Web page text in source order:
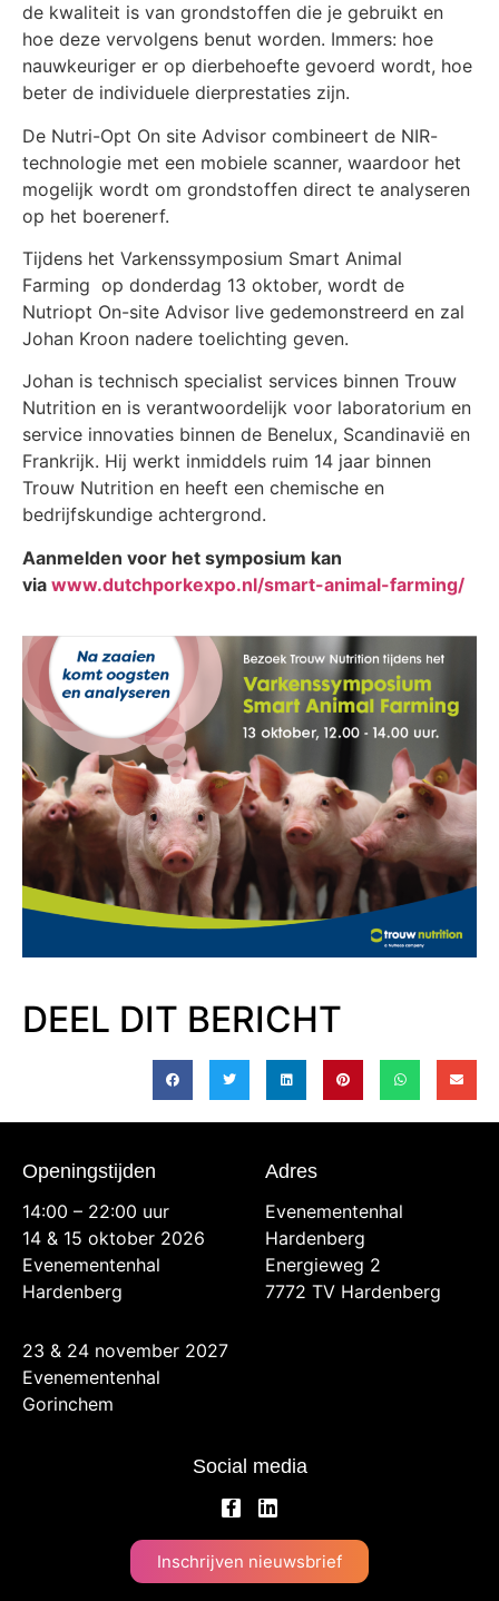
de kwaliteit is van grondstoffen die je gebruikt en
hoe deze vervolgens benut worden. Immers: hoe
nauwkeuriger er op dierbehoefte gevoerd wordt, hoe
beter de individuele dierprestaties zijn.
De Nutri-Opt On site Advisor combineert de NIR-
technologie met een mobiele scanner, waardoor het
mogelijk wordt om grondstoffen direct te analyseren
op het boerenerf.
Tijdens het Varkenssymposium Smart Animal
Farming op donderdag 13 oktober, wordt de
Nutriopt On-site Advisor live gedemonstreerd en zal
Johan Kroon nadere toelichting geven.
Johan is technisch specialist services binnen Trouw
Nutrition en is verantwoordelijk voor laboratorium en
service innovaties binnen de Benelux, Scandinavië en
Frankrijk. Hij werkt inmiddels ruim 14 jaar binnen
Trouw Nutrition en heeft een chemische en
bedrijfskundige achtergrond.
Aanmelden voor het symposium kan
via www.dutchporkexpo.nl/smart-animal-farming/
DEEL DIT BERICHT
Openingstijden
14:00 – 22:00 uur
14 & 15 oktober 2026
Evenementenhal
Hardenberg
23 & 24 november 2027
Evenementenhal
Gorinchem
Adres
Evenementenhal
Hardenberg
Energieweg 2
7772 TV Hardenberg
Social media
Inschrijven nieuwsbrief